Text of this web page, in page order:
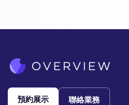
預約展示 聯絡業務